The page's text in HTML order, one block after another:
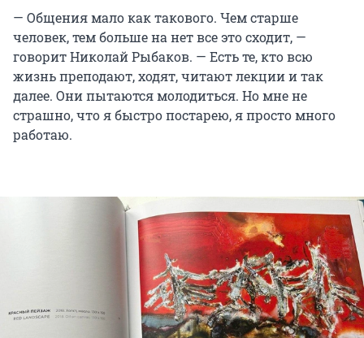
— Общения мало как такового. Чем старше
человек, тем больше на нет все это сходит, —
говорит Николай Рыбаков. — Есть те, кто всю
жизнь преподают, ходят, читают лекции и так
далее. Они пытаются молодиться. Но мне не
страшно, что я быстро постарею, я просто много
работаю.